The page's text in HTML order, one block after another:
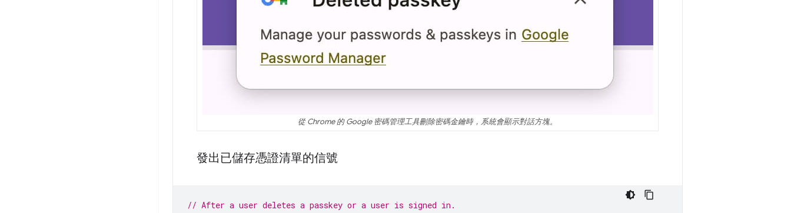
從 Chrome 的 Google 密碼管理工具刪除密碼金鑰時，系統會顯示對話方塊。
發出已儲存憑證清單的信號
// After a user deletes a passkey or a user is signed in.